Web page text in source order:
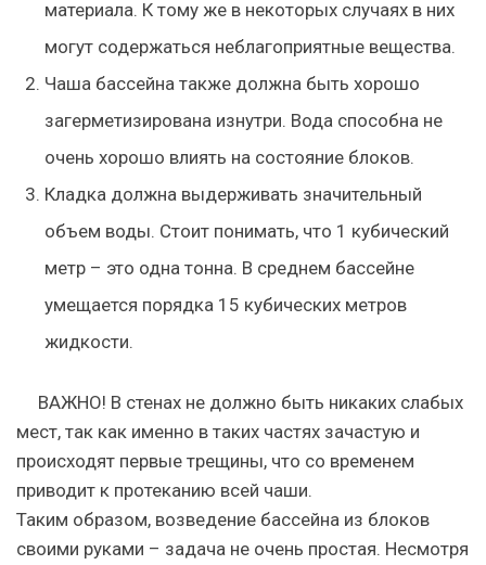
материала. К тому же в некоторых случаях в них
могут содержаться неблагоприятные вещества.
Чаша бассейна также должна быть хорошо
загерметизирована изнутри. Вода способна не
очень хорошо влиять на состояние блоков.
Кладка должна выдерживать значительный
объем воды. Стоит понимать, что 1 кубический
метр – это одна тонна. В среднем бассейне
умещается порядка 15 кубических метров
жидкости.
ВАЖНО! В стенах не должно быть никаких слабых
мест, так как именно в таких частях зачастую и
происходят первые трещины, что со временем
приводит к протеканию всей чаши.
Таким образом, возведение бассейна из блоков
своими руками – задача не очень простая. Несмотря